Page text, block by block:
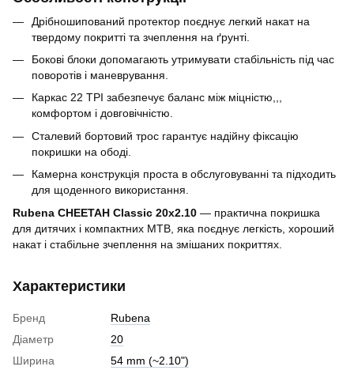
Дрібношипований протектор поєднує легкий накат на
твердому покритті та зчеплення на ґрунті.
Бокові блоки допомагають утримувати стабільність під час
поворотів і маневрування.
Каркас 22 TPI забезпечує баланс між міцністю,,,
комфортом і довговічністю.
Сталевий бортовий трос гарантує надійну фіксацію
покришки на ободі.
Камерна конструкція проста в обслуговуванні та підходить
для щоденного використання.
Rubena CHEETAH Classic 20x2.10 — практична покришка
для дитячих і компактних MTB, яка поєднує легкість, хороший
накат і стабільне зчеплення на змішаних покриттях.
Характеристики
Бренд
Rubena
Діаметр
20
Ширина
54 mm (~2.10")